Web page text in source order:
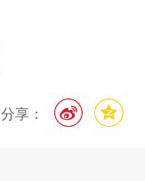
分享：